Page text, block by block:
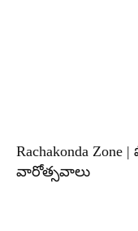
Rachakonda
వారోత్సవాలు